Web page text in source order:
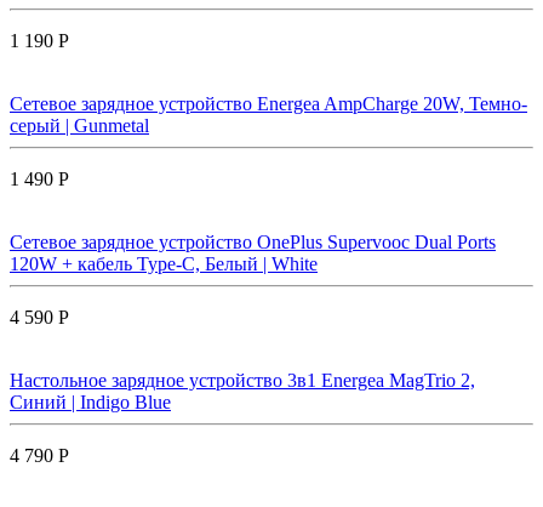
1 190 Р
Сетевое зарядное устройство Energea AmpCharge 20W, Темно-
серый | Gunmetal
1 490 Р
Сетевое зарядное устройство OnePlus Supervooc Dual Ports
120W + кабель Type-C, Белый | White
4 590 Р
Настольное зарядное устройство 3в1 Energea MagTrio 2,
Синий | Indigo Blue
4 790 Р